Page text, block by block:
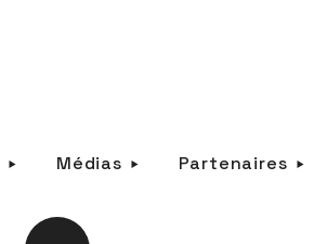
Médias Partenaires